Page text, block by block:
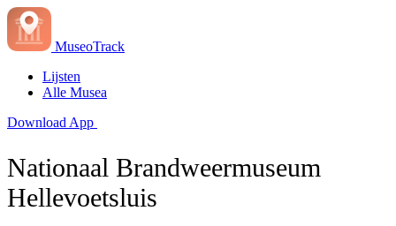
MuseoTrack
Lijsten
Alle Musea
Download App
Nationaal Brandweermuseum
Hellevoetsluis